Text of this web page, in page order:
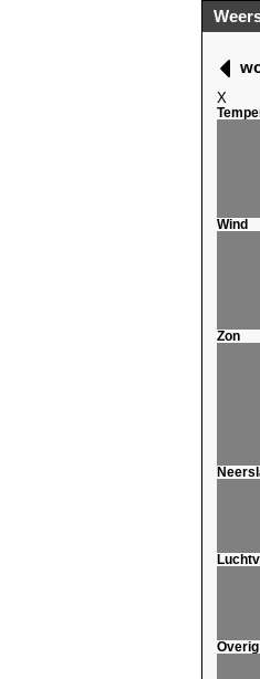
X
Wind
Zon
Overig